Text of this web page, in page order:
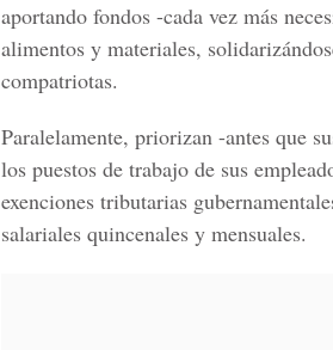
aportando fondos -cada vez más
alimentos y materiales,
compatriotas.
Paralelamente, priorizan -antes que
los puestos de trabajo de sus
exenciones tributarias
salariales quincenales y mensuales.